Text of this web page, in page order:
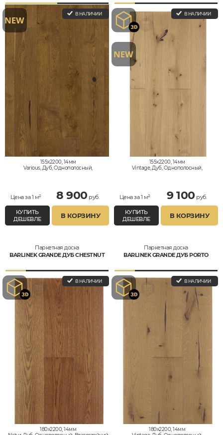
В НАЛИЧИИ
155x2200, 14мм
Various, Дуб, Однополосный,
Цена за 1 м² 8 900 руб.
КУПИТЬ
ДЕШЕВЛЕ
В КОРЗИНУ
В НАЛИЧИИ
155x2200, 14мм
Vintage, Дуб, Однополосный,
Цена за 1 м² 9 100 руб.
КУПИТЬ
ДЕШЕВЛЕ
В КОРЗИНУ
Паркетная доска
BARLINEK GRANDE ДУБ CHESTNUT
В НАЛИЧИИ
180x2200, 14мм
Паркетная доска
BARLINEK GRANDE ДУБ PORTO
В НАЛИЧИИ
180x2200, 14мм